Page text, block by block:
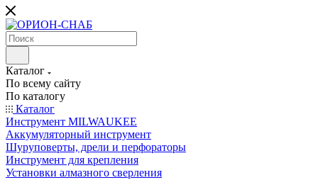
Каталог
По всему сайту
По каталогу
Каталог
Инструмент MILWAUKEE
Аккумуляторный инструмент
Шуруповерты, дрели и перфораторы
Инструмент для крепления
Установки алмазного сверления